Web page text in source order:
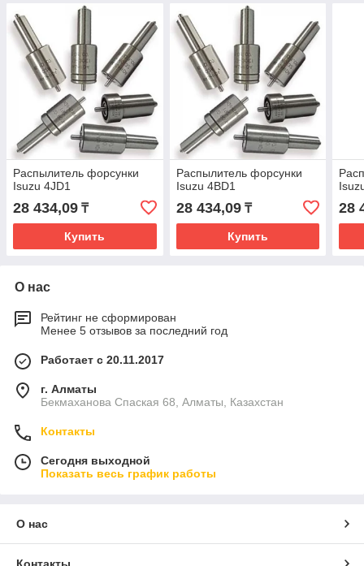
Распылитель форсунки
Isuzu 4JD1
28 434,09 ₸
Купить
Распылитель форсунки
Isuzu 4BD1
28 434,09₸
Купить
28
О нас
Рейтинг не сформирован
Менее 5 отзывов за последний год
Работает с 20.11.2017
г. Алматы
Бекмаханова Спаская 68, Алматы, Казахстан
Контакты
Сегодня выходной
Показать весь график работы
О нас